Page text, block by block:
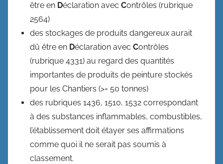
être en Déclaration avec Contrôles (rubrique
2564)
des stockages de produits dangereux aurait
dû être en Déclaration avec Contrôles
(rubrique 4331) au regard des quantités
importantes de produits de peinture stockés
pour les Chantiers (>= 50 tonnes)
des rubriques 1436, 1510, 1532 correspondant
à des substances inflammables, combustibles,
l’établissement doit étayer ses affirmations
comme quoi il ne serait pas soumis à
classement.